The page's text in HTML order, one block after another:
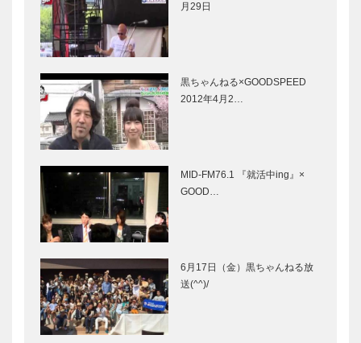
月29日
黒ちゃんねる×GOODSPEED
2012年4月2…
MID-FM76.1 『就活中ing』×
GOOD…
6月17日（金）黒ちゃんねる放
送(^^)/